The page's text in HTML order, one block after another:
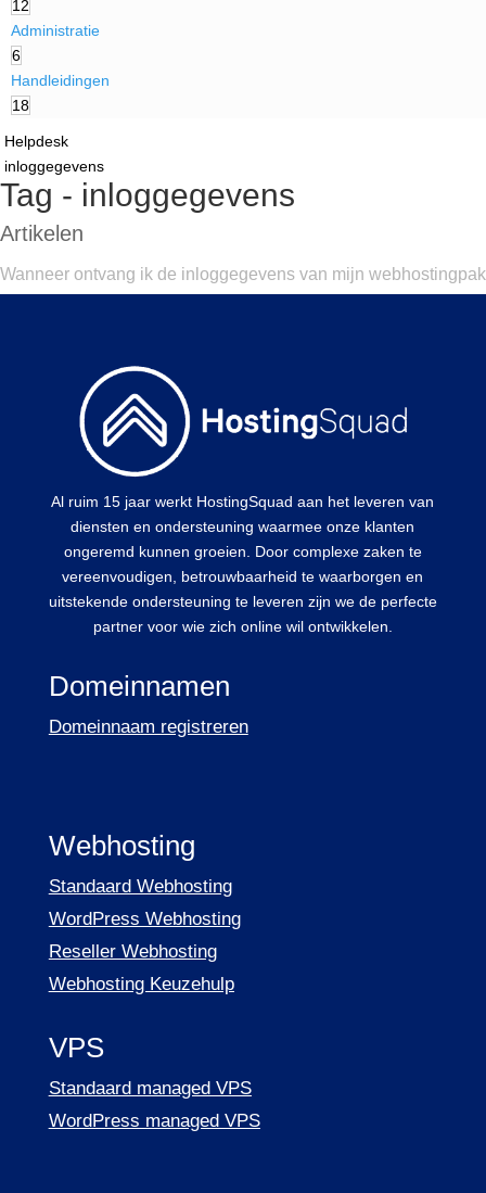
12
Administratie
6
Handleidingen
18
Helpdesk
inloggegevens
Tag - inloggegevens
Artikelen
Wanneer ontvang ik de inloggegevens van mijn
Al ruim 15 jaar werkt HostingSquad aan het leveren van
diensten en ondersteuning waarmee onze klanten
ongeremd kunnen groeien. Door complexe zaken te
vereenvoudigen, betrouwbaarheid te waarborgen en
uitstekende ondersteuning te leveren zijn we de perfecte
partner voor wie zich online wil ontwikkelen.
Domeinnamen
Domeinnaam registreren
Webhosting
Standaard Webhosting
WordPress Webhosting
Reseller Webhosting
Webhosting Keuzehulp
VPS
Standaard managed VPS
WordPress managed VPS